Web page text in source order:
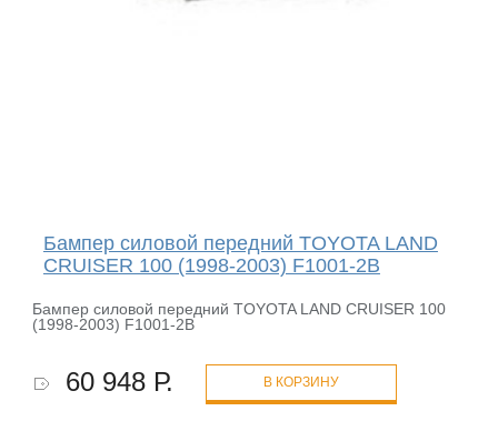
Бампер силовой передний TOYOTA LAND
CRUISER 100 (1998-2003) F1001-2B
Бампер силовой передний TOYOTA LAND CRUISER 100
(1998-2003) F1001-2B
60 948 Р. В КОРЗИНУ